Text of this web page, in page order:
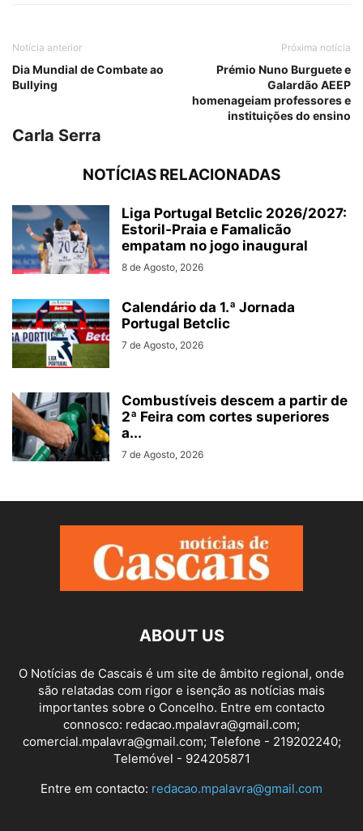
Notícia anterior
Dia Mundial de Combate ao
Bullying
Próxima notícia
Prémio Nuno Burguete e
Galardão AEEP
homenageiam professores e
instituições do ensino
Carla Serra
NOTÍCIAS RELACIONADAS
Liga Portugal Betclic 2026/2027:
Estoril-Praia e Famalicão
empatam no jogo inaugural
8 de Agosto, 2026
Calendário da 1.ª Jornada
Portugal Betclic
7 de Agosto, 2026
Combustíveis descem a partir de
2ª Feira com cortes superiores
a...
7 de Agosto, 2026
ABOUT US
O Notícias de Cascais é um site de âmbito regional, onde
são relatadas com rigor e isenção as notícias mais
importantes sobre o Concelho. Entre em contacto
connosco: redacao.mpalavra@gmail.com;
comercial.mpalavra@gmail.com; Telefone - 219202240;
Telemóvel - 924205871
Entre em contacto: redacao.mpalavra@gmail.com